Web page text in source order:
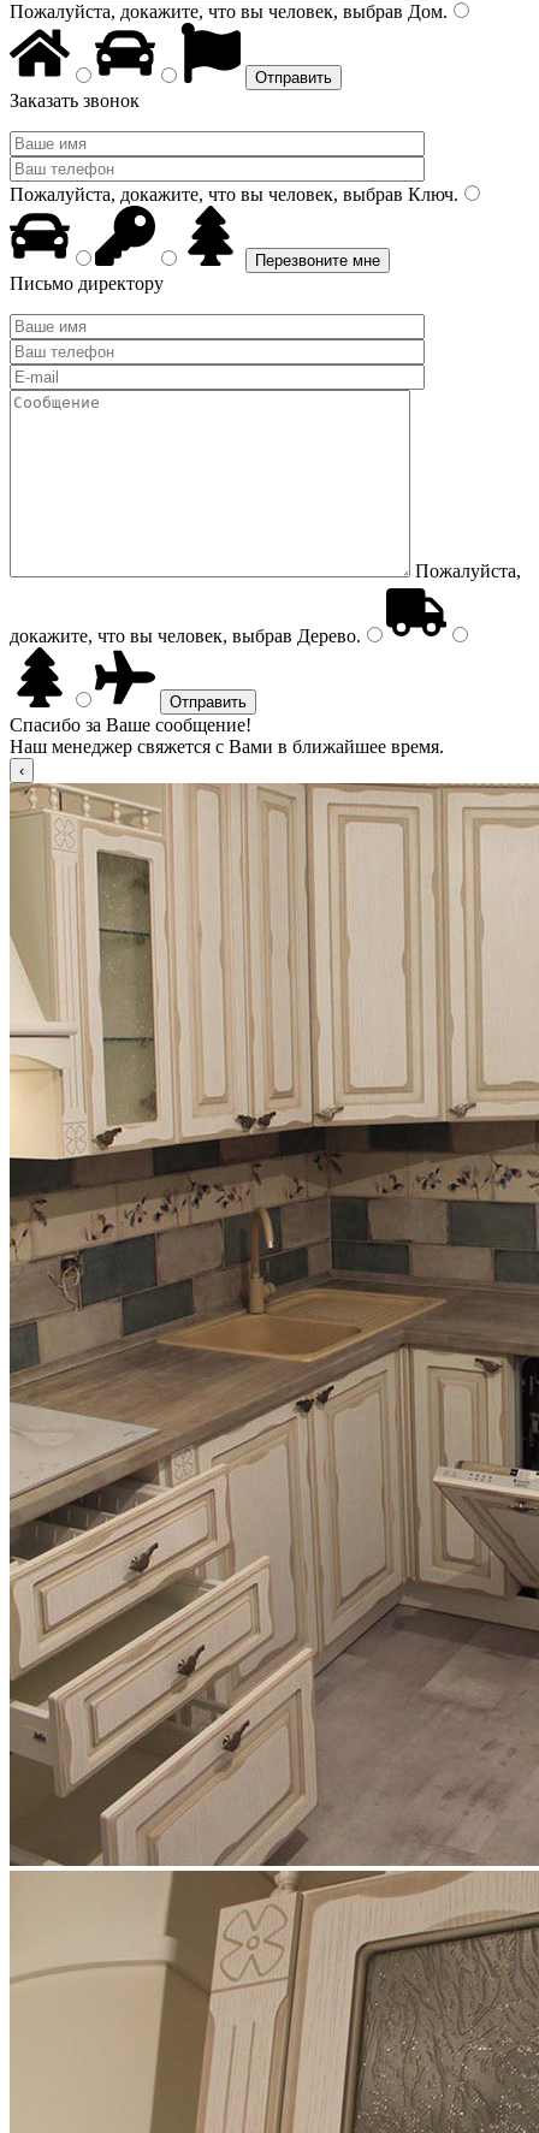
Пожалуйста, докажите, что вы человек, выбрав Дом.
Заказать звонок
Пожалуйста, докажите, что вы человек, выбрав Ключ.
Письмо директору
Пожалуйста,
докажите, что вы человек, выбрав Дерево.
Спасибо за Ваше сообщение!
Наш менеджер свяжется с Вами в ближайшее время.